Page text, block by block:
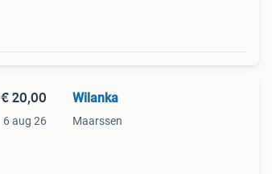
€ 20,00
6 aug 26
Wilanka
Maarssen